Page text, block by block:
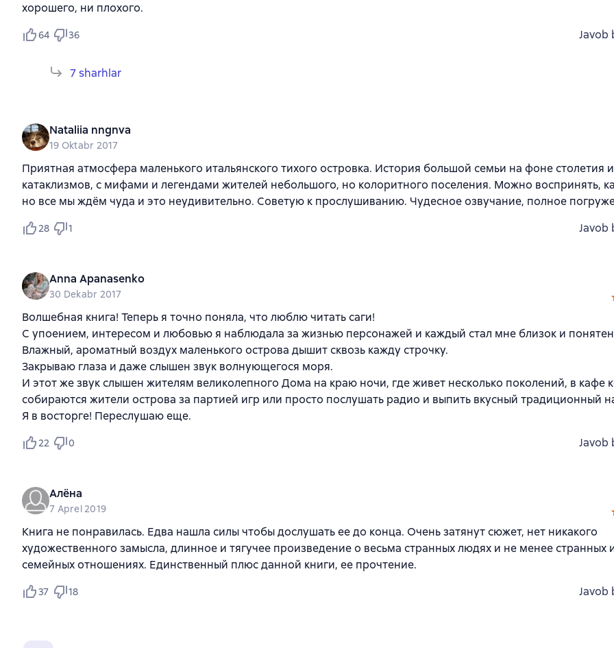
хорошего, ни плохого.
64 36 Javob
7 sharhlar
Nataliia nngnva
19 Oktabr 2017
Приятная атмосфера маленького итальянского тихого островка. История большой семьи на фоне столетия
катаклизмов, с мифами и легендами жителей небольшого, но колоритного поселения. Можно воспринять,
но все мы ждём чуда и это неудивительно. Советую к прослушиванию. Чудесное озвучание, полное
28 1 Javob
Anna Apanasenko
30 Dekabr 2017
Волшебная книга! Теперь я точно поняла, что люблю читать саги!
С упоением, интересом и любовью я наблюдала за жизнью персонажей и каждый стал мне близок и
Влажный, ароматный воздух маленького острова дышит сквозь кажду строчку.
Закрываю глаза и даже слышен звук волнующегося моря.
И этот же звук слышен жителям великолепного Дома на краю ночи, где живет несколько поколений, в кафе
собираются жители острова за партией игр или просто послушать радио и выпить вкусный традиционный
Я в восторге! Переслушаю еще.
22 0 Javob
Алёна
7 Aprel 2019
Книга не понравилась. Едва нашла силы чтобы дослушать ее до конца. Очень затянут сюжет, нет никакого
художественного замысла, длинное и тягучее произведение о весьма странных людях и не менее странных
семейных отношениях. Единственный плюс данной книги, ее прочтение.
37 18 Javob